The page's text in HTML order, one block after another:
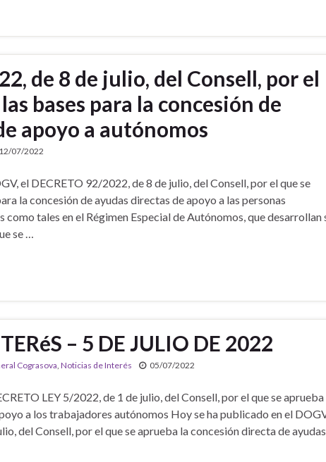
de 8 de julio, del Consell, por el
bases para la concesión de
apoyo a autónomos
12/07/2022
el DECRETO 92/2022, de 8 de julio, del Consell, por el que se
la concesión de ayudas directas de apoyo a las personas
tales en el Régimen Especial de Autónomos, que desarrollan
se …
– 5 DE JULIO DE 2022
Cograsova, Noticias de Interés 05/07/2022
LEY 5/2022, de 1 de julio, del Consell, por el que se aprueba
a los trabajadores autónomos Hoy se ha publicado en el
del Consell, por el que se aprueba la concesión directa de